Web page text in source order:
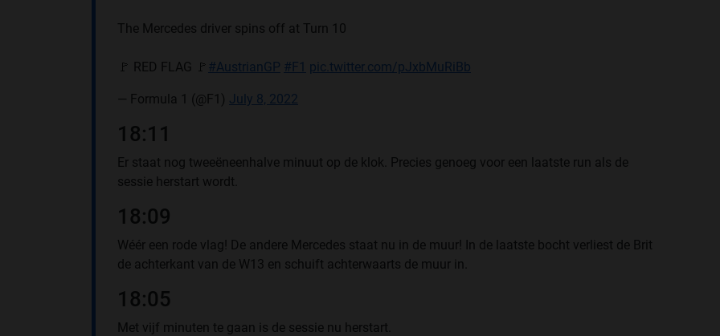
The Mercedes driver spins off at Turn 10
🚩 RED FLAG 🚩 #AustrianGP #F1 pic.twitter.com/pJxbMuRiBb
— Formula 1 (@F1) July 8, 2022
18:11
Er staat nog tweeëneenhalve minuut op de klok. Precies genoeg voor een laatste run als de
sessie herstart wordt.
18:09
Wéér een rode vlag! De andere Mercedes staat nu in de muur! In de laatste bocht verliest de Brit
de achterkant van de W13 en schuift achterwaarts de muur in.
18:05
Met vijf minuten te gaan is de sessie nu herstart.